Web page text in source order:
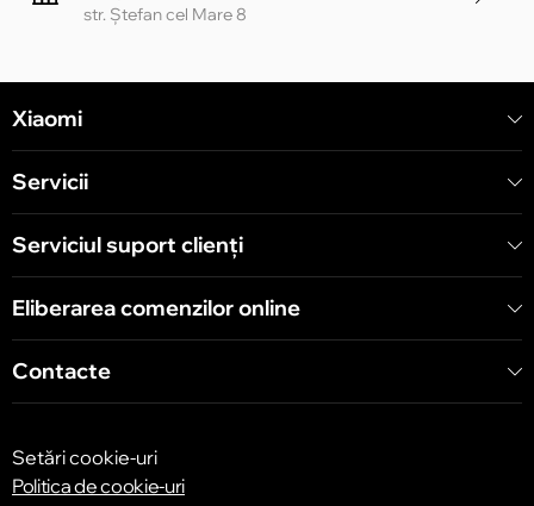
str. Ștefan cel Mare 8
Chișinău
str. Arborilor 21, CC «Shopping MallDova»
Xiaomi
Servicii
Serviciul suport clienţi
Eliberarea comenzilor online
Contacte
Setări cookie-uri
Politica de cookie-uri